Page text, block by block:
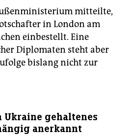
mitteilte,
in London am
einbestellt. Eine
Diplomaten steht aber
bislang nicht zur
Ukraine gehaltenes
anerkannt